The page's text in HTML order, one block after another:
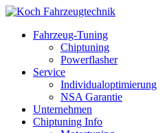
Fahrzeug-Tuning
Chiptuning
Powerflasher
Service
Individualoptimierung
NSA Garantie
Unternehmen
Chiptuning Info